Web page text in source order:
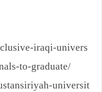
iraqi-univers
to-graduate/
universit